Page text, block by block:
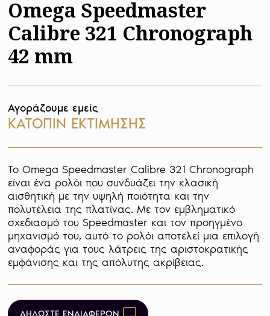
Omega Speedmaster
Calibre 321 Chronograph
42 mm
Αγοράζουμε εμείς
ΚΑΤΟΠΙΝ ΕΚΤΙΜΗΣΗΣ
Το Omega Speedmaster Calibre 321 Chronograph
είναι ένα ρολόι που συνδυάζει την κλασική
αισθητική με την υψηλή ποιότητα και την
πολυτέλεια της πλατίνας. Με τον εμβληματικό
σχεδιασμό του Speedmaster και τον προηγμένο
μηχανισμό του, αυτό το ρολόι αποτελεί μια επιλογή
αναφοράς για τους λάτρεις της αριστοκρατικής
εμφάνισης και της απόλυτης ακρίβειας.
ΔΗΛΩΣΤΕ ΕΝΔΙΑΦΕΡΟΝ